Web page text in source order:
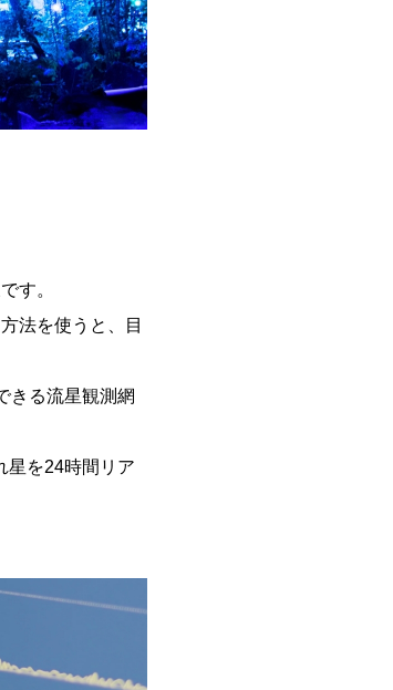
す。
法を使うと、目
きる流星観測網
星を24時間リア